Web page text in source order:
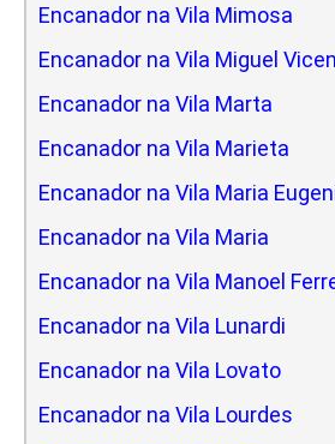
Encanador na Vila Mimosa
Encanador na Vila Miguel
Encanador na Vila Marta
Encanador na Vila Marieta
Encanador na Vila Maria
Encanador na Vila Maria
Encanador na Vila Manoel
Encanador na Vila Lunardi
Encanador na Vila Lovato
Encanador na Vila Lourdes